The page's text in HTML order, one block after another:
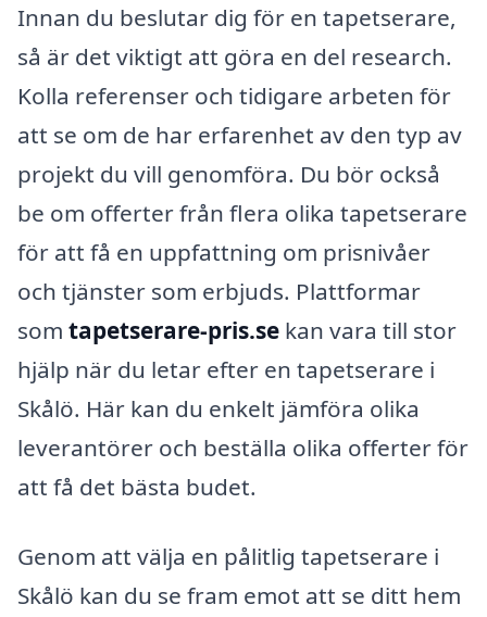
Innan du beslutar dig för en tapetserare,
så är det viktigt att göra en del research.
Kolla referenser och tidigare arbeten för
att se om de har erfarenhet av den typ av
projekt du vill genomföra. Du bör också
be om offerter från flera olika tapetserare
för att få en uppfattning om prisnivåer
och tjänster som erbjuds. Plattformar
som tapetserare-pris.se kan vara till stor
hjälp när du letar efter en tapetserare i
Skålö. Här kan du enkelt jämföra olika
leverantörer och beställa olika offerter för
att få det bästa budet.
Genom att välja en pålitlig tapetserare i
Skålö kan du se fram emot att se ditt hem